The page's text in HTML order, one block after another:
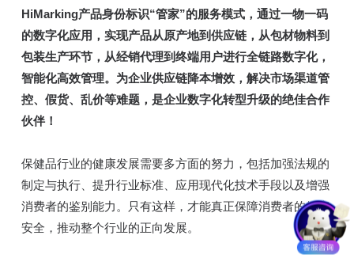
HiMarking产品身份标识“管家”的服务模式，通过一物一码
的数字化应用，实现产品从原产地到供应链，从包材物料到
包装生产环节，从经销代理到终端用户进行全链路数字化，
智能化高效管理。为企业供应链降本增效，解决市场渠道管
控、假货、乱价等难题，是企业数字化转型升级的绝佳合作
伙伴！
保健品行业的健康发展需要多方面的努力，包括加强法规的
制定与执行、提升行业标准、应用现代化技术手段以及增强
消费者的鉴别能力。只有这样，才能真正保障消费者的健康
安全，推动整个行业的正向发展。